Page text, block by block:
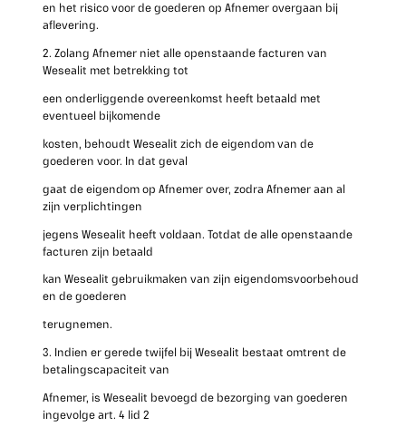
en het risico voor de goederen op Afnemer overgaan bij
aflevering.
2. Zolang Afnemer niet alle openstaande facturen van
Wesealit met betrekking tot
een onderliggende overeenkomst heeft betaald met
eventueel bijkomende
kosten, behoudt Wesealit zich de eigendom van de
goederen voor. In dat geval
gaat de eigendom op Afnemer over, zodra Afnemer aan al
zijn verplichtingen
jegens Wesealit heeft voldaan. Totdat de alle openstaande
facturen zijn betaald
kan Wesealit gebruikmaken van zijn eigendomsvoorbehoud
en de goederen
terugnemen.
3. Indien er gerede twijfel bij Wesealit bestaat omtrent de
betalingscapaciteit van
Afnemer, is Wesealit bevoegd de bezorging van goederen
ingevolge art. 4 lid 2